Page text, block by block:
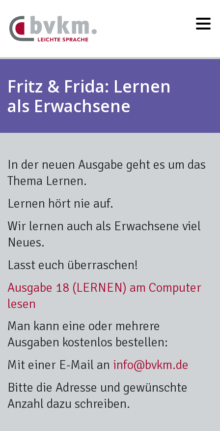
Fritz & Frida: Lernen
als Erwachsene
In der neuen Ausgabe geht es um das
Thema Lernen.
Lernen hört nie auf.
Wir lernen auch als Erwachsene viel
Neues.
Lasst euch überraschen!
Ausgabe 18 (LERNEN) am Computer
lesen
Man kann eine oder mehrere
Ausgaben kostenlos bestellen:
Mit einer E-Mail an info@bvkm.de
Bitte die Adresse und gewünschte
Anzahl dazu schreiben.